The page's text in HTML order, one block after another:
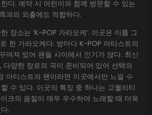
다. 예약 시 어린이와 함께 방문할 수 있는
과의 외출에도 적합하다.
장소는 ‘K-POP 가라오케’. 이곳은 이름 그
한 가라오케다. 방마다 K-POP 아티스트의
며져 있어 팬들 사이에서 인기가 많다. 최신
다양한 장르의 곡이 준비되어 있어 선택의
아티스트의 팬이라면 이곳에서만 느낄 수
수 있다. 이곳의 특징 중 하나는 고퀄리티
크의 음질이 매우 우수하여 노래할 때 더욱
.